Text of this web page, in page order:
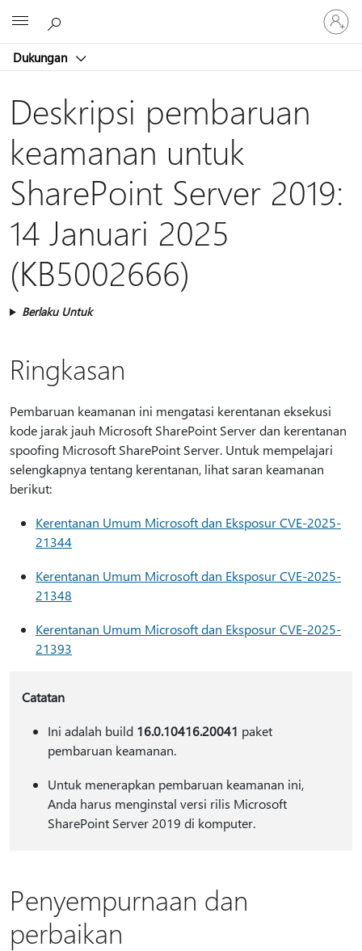
Dukungan
Masuk
ke
akun
Deskripsi pembaruan
keamanan untuk
SharePoint Server 2019:
14 Januari 2025
(KB5002666)
Berlaku Untuk
Ringkasan
Pembaruan keamanan ini mengatasi kerentanan eksekusi
kode jarak jauh Microsoft SharePoint Server dan kerentanan
spoofing Microsoft SharePoint Server. Untuk mempelajari
selengkapnya tentang kerentanan, lihat saran keamanan
berikut:
Kerentanan Umum Microsoft dan Eksposur CVE-2025-
21344
Kerentanan Umum Microsoft dan Eksposur CVE-2025-
21348
Kerentanan Umum Microsoft dan Eksposur CVE-2025-
21393
Catatan
Ini adalah build 16.0.10416.20041 paket
pembaruan keamanan.
Untuk menerapkan pembaruan keamanan ini,
Anda harus menginstal versi rilis Microsoft
SharePoint Server 2019 di komputer.
Penyempurnaan dan
perbaikan